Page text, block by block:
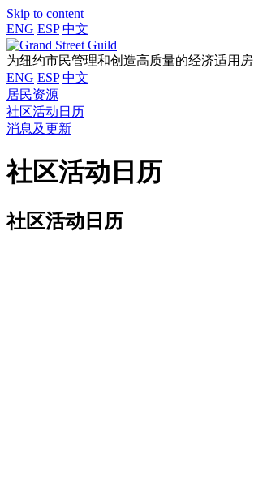
Skip to content
ENG ESP 中文
为纽约市民管理和创造高质量的经济适用房
ENG ESP 中文
居民资源
社区活动日历
消息及更新
社区活动日历
社区活动日历